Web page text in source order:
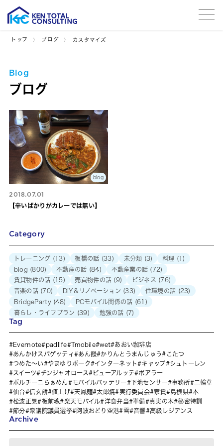
トップ ブログ カスタマイズ
Blog
ブログ
blog
2018.07.01
【辛いばかりがカレーでは無い】
Category
トレーニング (13) 板橋の話 (33) 未分類 (3) 料理 (1)
blog (800) 不動産の話 (84) 不動産業の話 (72)
賃貸物件の話 (15) 売買物件の話 (9) ビジネス (76)
音楽の話(70) DIY＆リノベーション (33) 住環境の話 (23)
BridgeParty(48) PCモバイル関係の話 (61)
暮らし・ライフプラン (39) 勉強の話 (7)
Tag
Evernote padlife Tmobile wet
あおい珈琲店
あんかけスパゲッティ
あん饅 かりんとうまんじゅう
こたつ
つめた～い
やまゆりポーク インターネット キャップ
シュトーレン
スイーツ
チンジャオロース ビューアルッテ
ポアラー
ポルチーニらぁめん
モバイルバッテリー 下地センサー 事務所
二輪草
仙台
信玄餅 値上げ 天鳳麺 太郎焼 実行委員会 家賃 島根県
本
松波正晃
板前魂 楽天モバイル 洋食弁当 準備 真実の木
秘密特訓
節分
衆議院議員選挙 阿波おどり空港 雪 音響 高級レジデンス
Archive